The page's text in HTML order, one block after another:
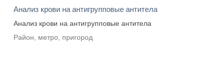
Анализ крови на антигрупповые антитела